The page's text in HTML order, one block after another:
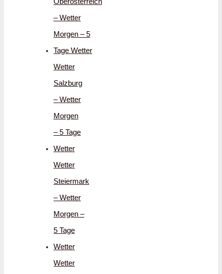
– Wetter
Morgen – 5
Tage Wetter
Wetter
Salzburg
– Wetter
Morgen
– 5 Tage
Wetter
Wetter
Steiermark
– Wetter
Morgen –
5 Tage
Wetter
Wetter